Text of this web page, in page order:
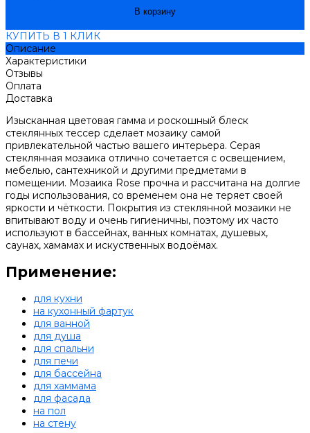
В корзину
КУПИТЬ В 1 КЛИК
Описание
Характеристики
Отзывы
Оплата
Доставка
Изысканная цветовая гамма и роскошный блеск
стеклянных тессер сделает мозаику самой
привлекательной частью вашего интерьера. Серая
стеклянная мозаика отлично сочетается с освещением,
мебелью, сантехникой и другими предметами в
помещении. Мозаика Rose прочна и рассчитана на долгие
годы использования, со временем она не теряет своей
яркости и чёткости. Покрытия из стеклянной мозаики не
впитывают воду и очень гигиеничны, поэтому их часто
используют в бассейнах, ванных комнатах, душевых,
саунах, хамамах и искуственных водоёмах.
Применение:
для кухни
на кухонный фартук
для ванной
для душа
для спальни
для печи
для бассейна
для хаммама
для фасада
на пол
на стену